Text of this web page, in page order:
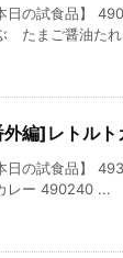
日の試食品】
たまご醤油た
編]レトルト
本日の試食品】
レー 490240 ...